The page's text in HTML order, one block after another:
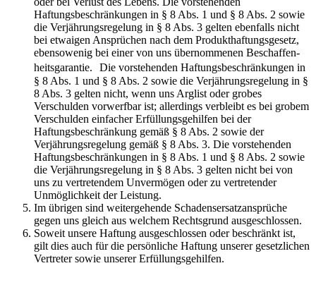
Haftungsbeschränkungen in § 8 Abs. 1 und § 8 Abs. 2 sowie
die Verjährungsregelung in § 8 Abs. 3 gelten ebenfalls nicht
bei etwaigen Ansprüchen nach dem Produkthaftungsgesetz,
ebensowenig bei einer von uns übernommenen Beschaffen-
heitsgarantie. Die vorstehenden Haftungsbeschränkungen in
§ 8 Abs. 1 und § 8 Abs. 2 sowie die Verjährungsregelung in §
8 Abs. 3 gelten nicht, wenn uns Arglist oder grobes
Verschulden vorwerfbar ist; allerdings verbleibt es bei grobem
Verschulden einfacher Erfüllungsgehilfen bei der
Haftungsbeschränkung gemäß § 8 Abs. 2 sowie der
Verjährungsregelung gemäß § 8 Abs. 3. Die vorstehenden
Haftungsbeschränkungen in § 8 Abs. 1 und § 8 Abs. 2 sowie
die Verjährungsregelung in § 8 Abs. 3 gelten nicht bei von
uns zu vertretendem Unvermögen oder zu vertretender
Unmöglichkeit der Leistung.
Im übrigen sind weitergehende Schadensersatzansprüche
gegen uns gleich aus welchem Rechtsgrund ausgeschlossen.
Soweit unsere Haftung ausgeschlossen oder beschränkt ist,
gilt dies auch für die persönliche Haftung unserer gesetzlichen
Vertreter sowie unserer Erfüllungsgehilfen.